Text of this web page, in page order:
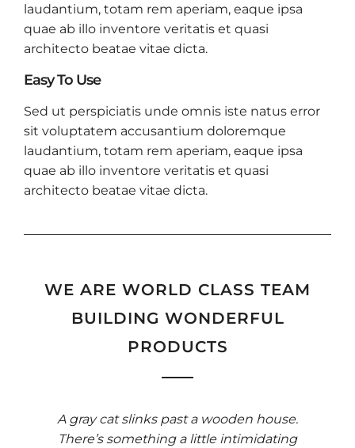
laudantium, totam rem aperiam, eaque ipsa
quae ab illo inventore veritatis et quasi
architecto beatae vitae dicta.
Easy To Use
Sed ut perspiciatis unde omnis iste natus error
sit voluptatem accusantium doloremque
laudantium, totam rem aperiam, eaque ipsa
quae ab illo inventore veritatis et quasi
architecto beatae vitae dicta.
WE ARE WORLD CLASS TEAM
BUILDING WONDERFUL
PRODUCTS
A gray cat slinks past a wooden house.
There’s something a little intimidating